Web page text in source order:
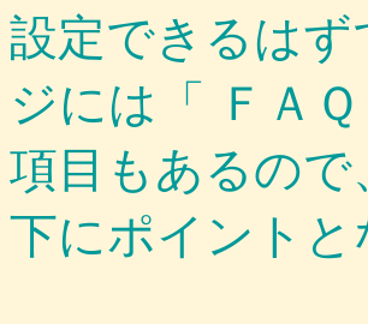
設定できるは
ジには「
ＦＡ
項目もあるの
下にポイント